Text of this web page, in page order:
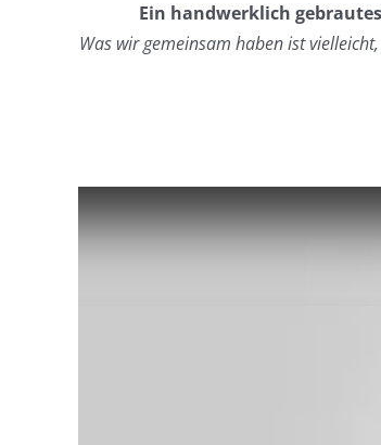
Ein handwerklich
Was wir gemeinsam haben ist